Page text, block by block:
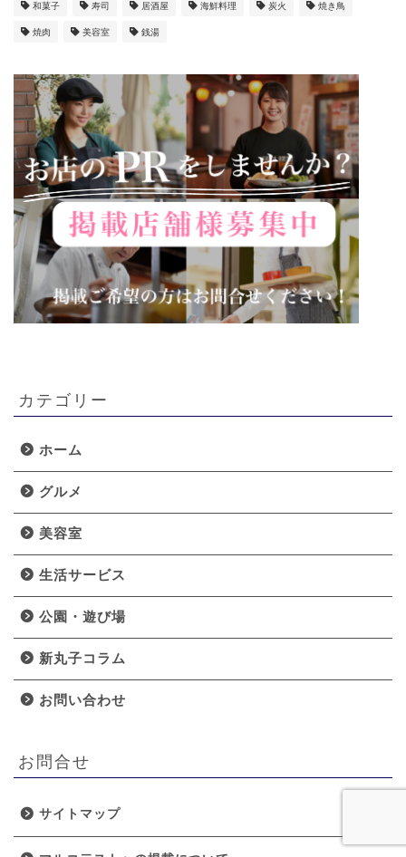
和菓子 寿司 居酒屋 海鮮料理 炭火 焼き鳥
焼肉 美容室 銭湯
カテゴリー
ホーム
グルメ
美容室
生活サービス
公園・遊び場
新丸子コラム
お問い合わせ
お問合せ
サイトマップ